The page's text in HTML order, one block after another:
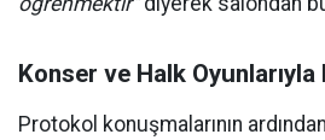
Konser ve Halk
Protokol konuşmalarının